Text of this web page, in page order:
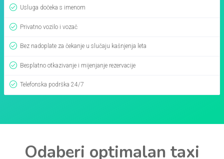
Usluga dočeka s imenom
Privatno vozilo i vozač
Bez nadoplate za čekanje u slučaju kašnjenja leta
Besplatno otkazivanje i mijenjanje rezervacije
Telefonska podrška 24/7
Odaberi optimalan taxi